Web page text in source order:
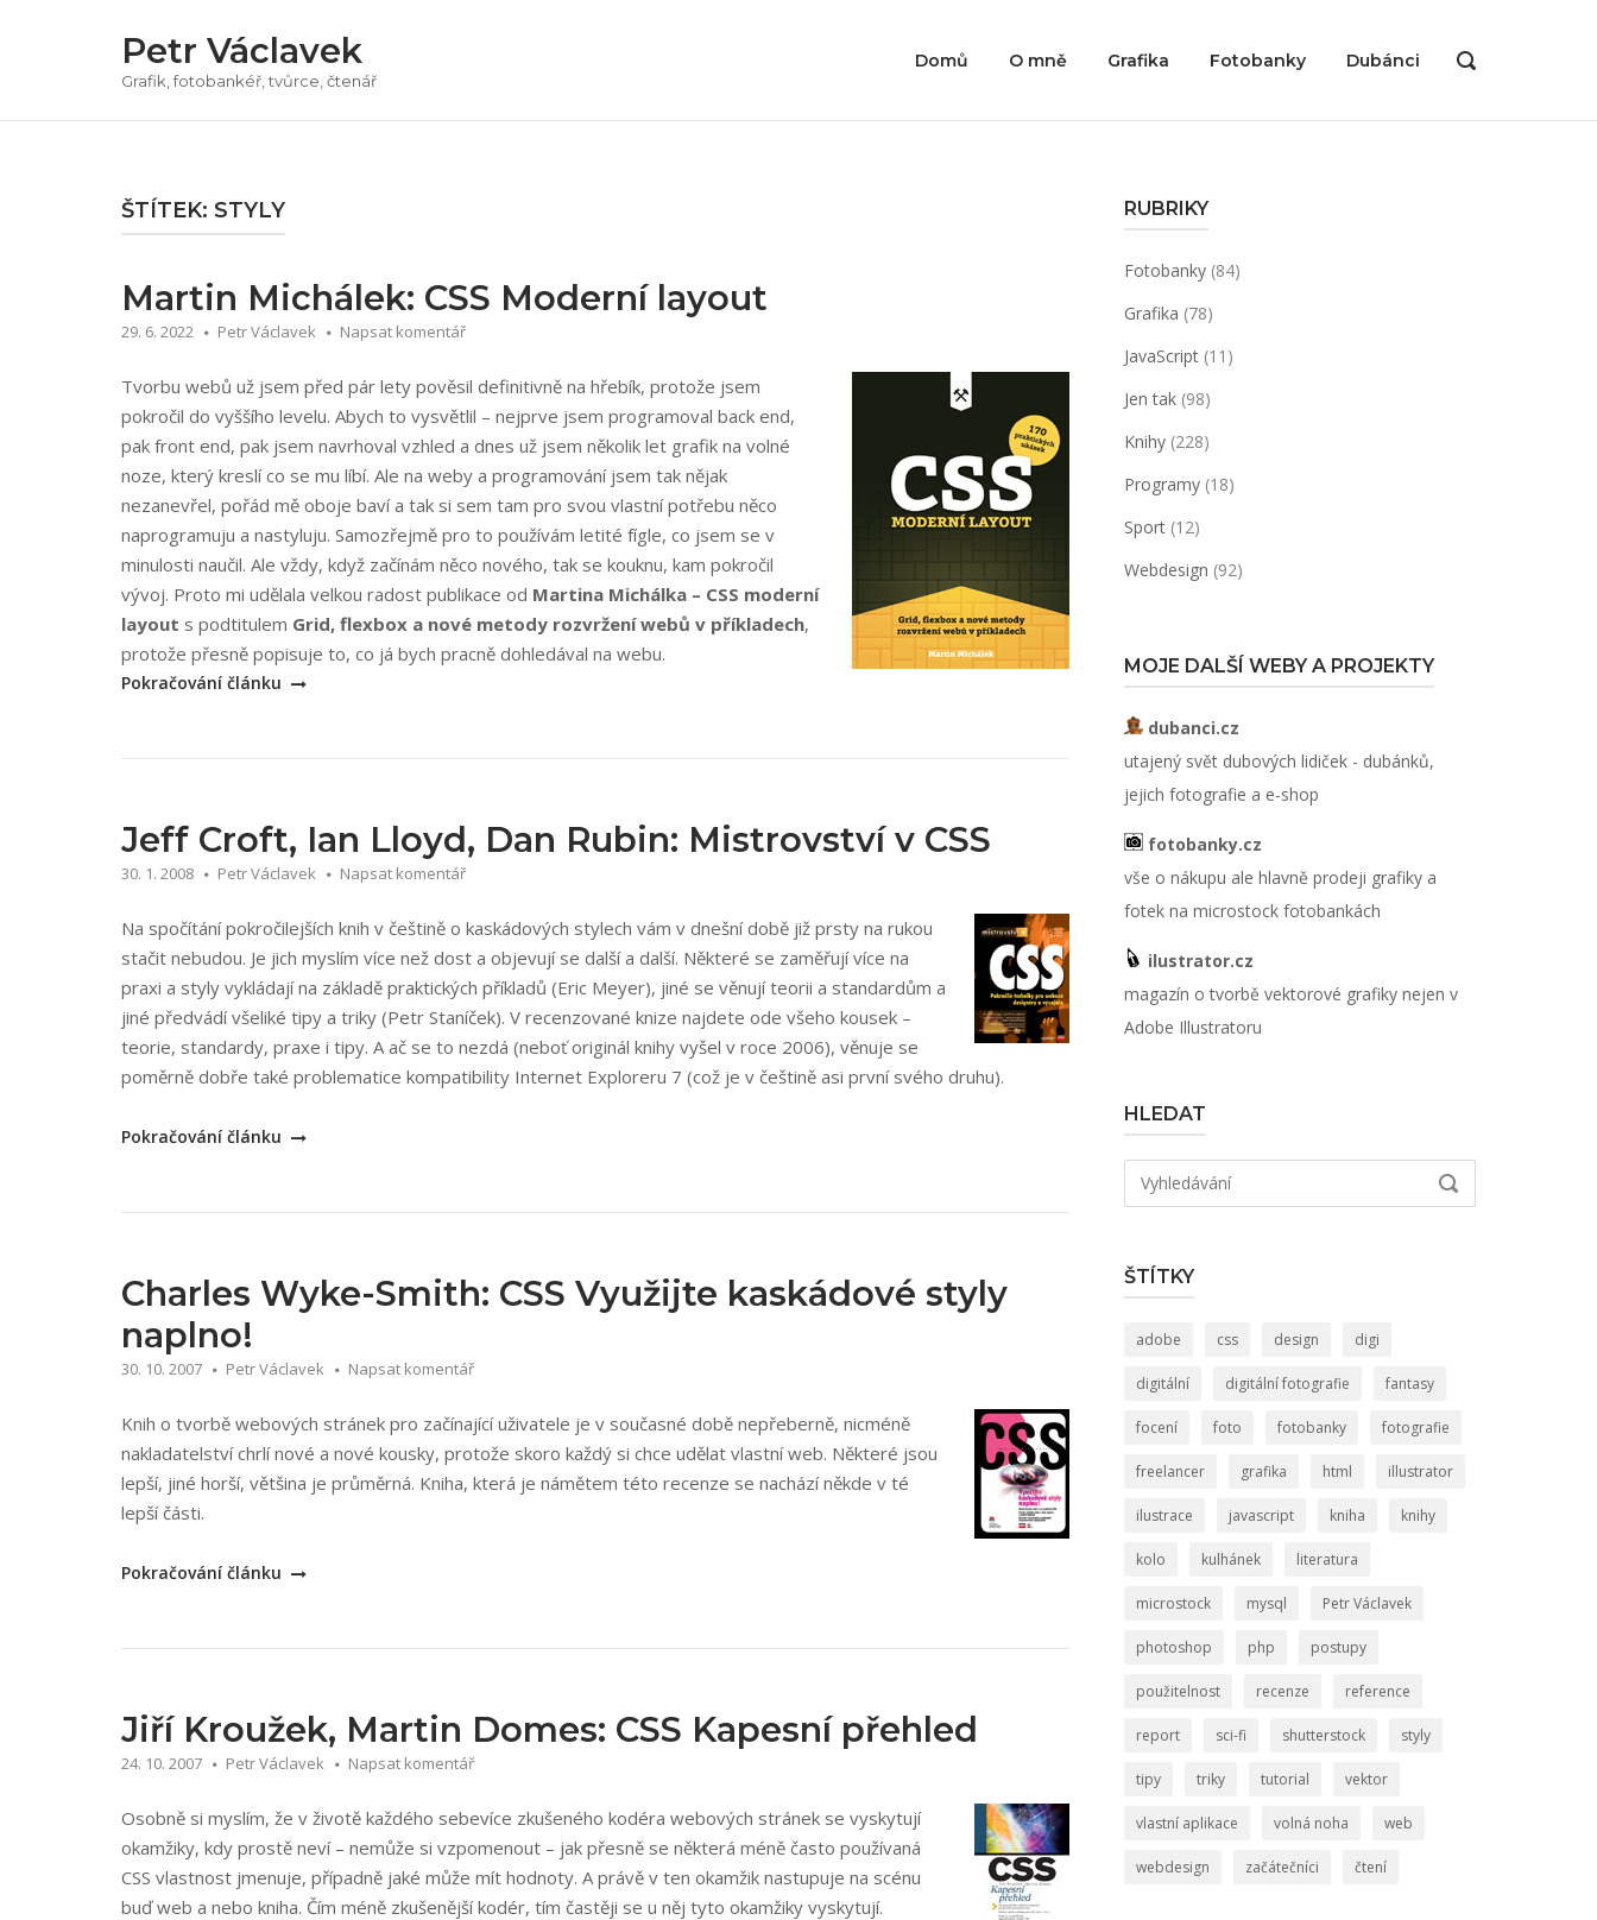
Petr Václavek
Grafik, fotobankéř, tvůrce, čtenář
Domů O mně Grafika Fotobanky Dubánci
OPEN
ŠTÍTEK: STYLY
Martin Michálek: CSS Moderní layout
29. 6. 2022 Petr Václavek Napsat komentář
Tvorbu webů už jsem před pár lety pověsil definitivně na hřebík, protože jsem
pokročil do vyššího levelu. Abych to vysvětlil – nejprve jsem programoval back end,
pak front end, pak jsem navrhoval vzhled a dnes už jsem několik let grafik na volné
noze, který kreslí co se mu líbí. Ale na weby a programování jsem tak nějak
nezanevřel, pořád mě oboje baví a tak si sem tam pro svou vlastní potřebu něco
naprogramuju a nastyluju. Samozřejmě pro to používám letité fígle, co jsem se v
minulosti naučil. Ale vždy, když začínám něco nového, tak se kouknu, kam pokročil
vývoj. Proto mi udělala velkou radost publikace od Martina Michálka – CSS moderní
layout s podtitulem Grid, flexbox a nové metody rozvržení webů v příkladech,
protože přesně popisuje to, co já bych pracně dohledával na webu.
Pokračování článku
Jeff Croft, Ian Lloyd, Dan Rubin: Mistrovství v CSS
30. 1. 2008 Petr Václavek Napsat komentář
Na spočítání pokročilejších knih v češtině o kaskádových stylech vám v dnešní době již prsty na rukou
stačit nebudou. Je jich myslím více než dost a objevují se další a další. Některé se zaměřují více na
praxi a styly vykládají na základě praktických příkladů (Eric Meyer), jiné se věnují teorii a standardům a
jiné předvádí všeliké tipy a triky (Petr Staníček). V recenzované knize najdete ode všeho kousek –
teorie, standardy, praxe i tipy. A ač se to nezdá (neboť originál knihy vyšel v roce 2006), věnuje se
poměrně dobře také problematice kompatibility Internet Exploreru 7 (což je v češtině asi první svého druhu).
„Jeff
Rubin:
v
CSS“
Pokračování článku
Charles Wyke-Smith: CSS Využijte kaskádové styly
naplno!
30. 10. 2007 Petr Václavek Napsat komentář
Knih o tvorbě webových stránek pro začínající uživatele je v současné době nepřeberně, nicméně
nakladatelství chrlí nové a nové kousky, protože skoro každý si chce udělat vlastní web. Některé jsou
lepší, jiné horší, většina je průměrná. Kniha, která je námětem této recenze se nachází někde v té
lepší části.
„Charles
kaskádové
Pokračování článku
Jiří Kroužek, Martin Domes: CSS Kapesní přehled
24. 10. 2007 Petr Václavek Napsat komentář
Osobně si myslím, že v životě každého sebevíce zkušeného kodéra webových stránek se vyskytují
okamžiky, kdy prostě neví – nemůže si vzpomenout – jak přesně se některá méně často používaná
CSS vlastnost jmenuje, případně jaké může mít hodnoty. A právě v ten okamžik nastupuje na scénu
buď web a nebo kniha. Čím méně zkušenější kodér, tím častěji se u něj tyto okamžiky vyskytují.
RUBRIKY
Fotobanky(84)
Grafika (78)
JavaScript(11)
Jen tak(98)
Knihy(228)
Programy(18)
Sport(12)
Webdesign (92)
MOJE DALŠÍ WEBY A PROJEKTY
dubanci.cz
utajený svět dubových lidiček - dubánků,
jejich fotografie a e-shop
fotobanky.cz
vše o nákupu ale hlavně prodeji grafiky a
fotek na microstock fotobankách
ilustrator.cz
magazín o tvorbě vektorové grafiky nejen v
Adobe Illustratoru
HLEDAT
Hledat:
VYHLEDÁVÁNÍ
ŠTÍTKY
adobe css design digi
digitální digitální fotografie fantasy
focení foto fotobanky fotografie
freelancer grafika html illustrator
ilustrace javascript kniha knihy
kolo kulhánek literatura
microstock mysql Petr Václavek
photoshop php postupy
použitelnost recenze reference
report sci-fi shutterstock styly
tipy triky tutorial vektor
vlastní aplikace volná noha web
webdesign začátečníci čtení